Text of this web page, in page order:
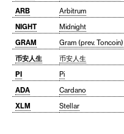
ARB
Arbitrum
NIGHT
Midnight
GRAM
Gram (prev. Toncoin)
币安人生
币安人生
PI
Pi
ADA
Cardano
XLM
Stellar